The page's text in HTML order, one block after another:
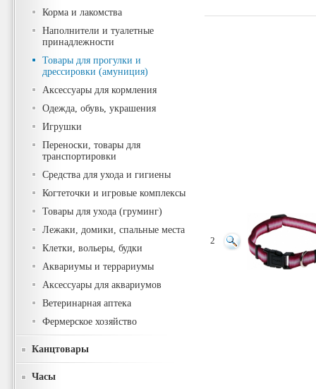
Корма и лакомства
Наполнители и туалетные
принадлежности
Товары для прогулки и
дрессировки (амуниция)
Аксессуары для кормления
Одежда, обувь, украшения
Игрушки
Переноски, товары для
транспортировки
Средства для ухода и гигиены
Когтеточки и игровые комплексы
Товары для ухода (груминг)
Лежаки, домики, спальные места
Клетки, вольеры, будки
Аквариумы и террариумы
Аксессуары для аквариумов
Ветеринарная аптека
Фермерское хозяйство
Канцтовары
Часы
2